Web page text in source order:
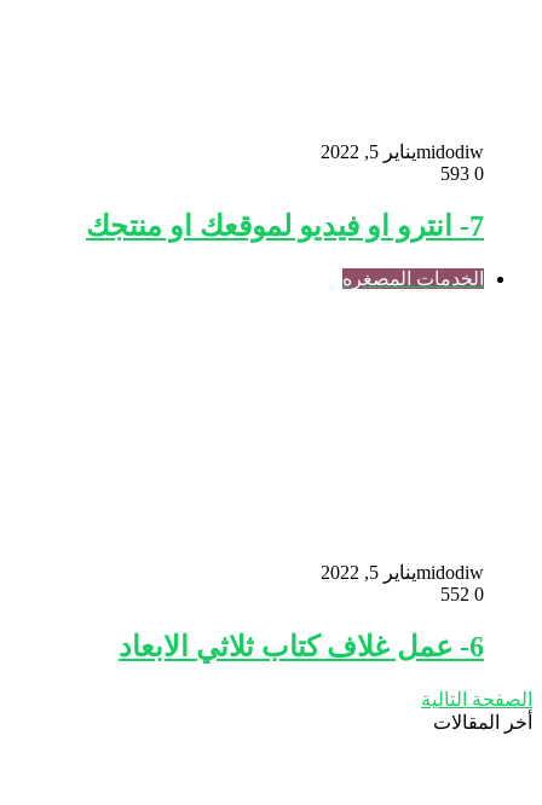
midodiwيناير 5, 2022
0
7- انترو او فيديو لموقعك او منتجك
الخدمات المصغره
midodiwيناير 5, 2022
0
6- عمل غلاف كتاب ثلاثي الابعاد
الصفحة التالية
أخر المقالات